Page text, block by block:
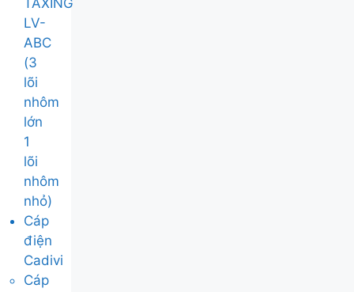
TAXING
LV-
ABC
(3
lõi
nhôm
lớn
1
lõi
nhôm
nhỏ)
Cáp
điện
Cadivi
Cáp